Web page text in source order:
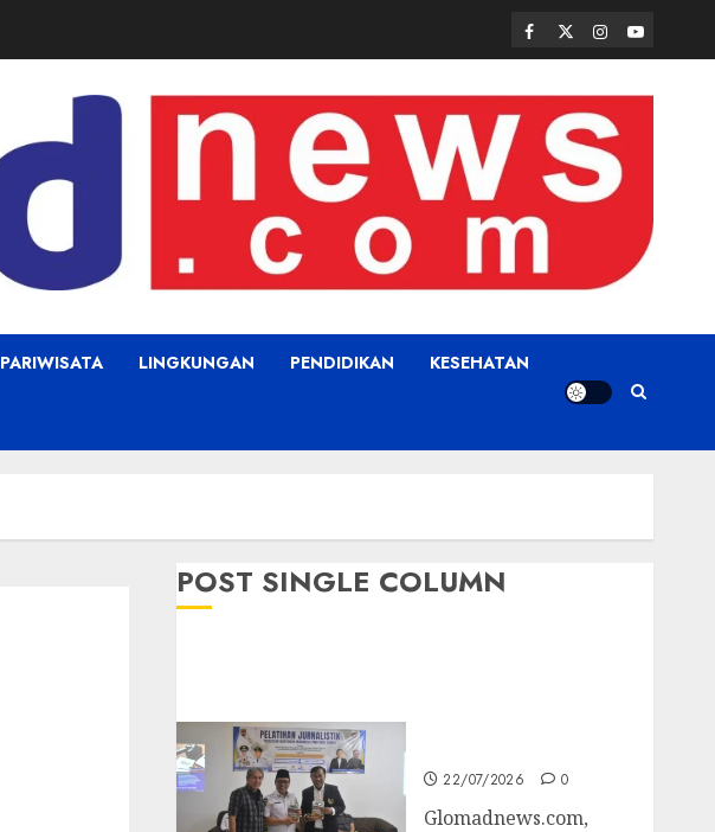
Facebook
TwitterInstagram
Youtube
PARIWISATA LINGKUNGAN PENDIDIKAN KESEHATAN
POST SINGLE COLUMN
22/07/2026 0
Glomadnews.com,